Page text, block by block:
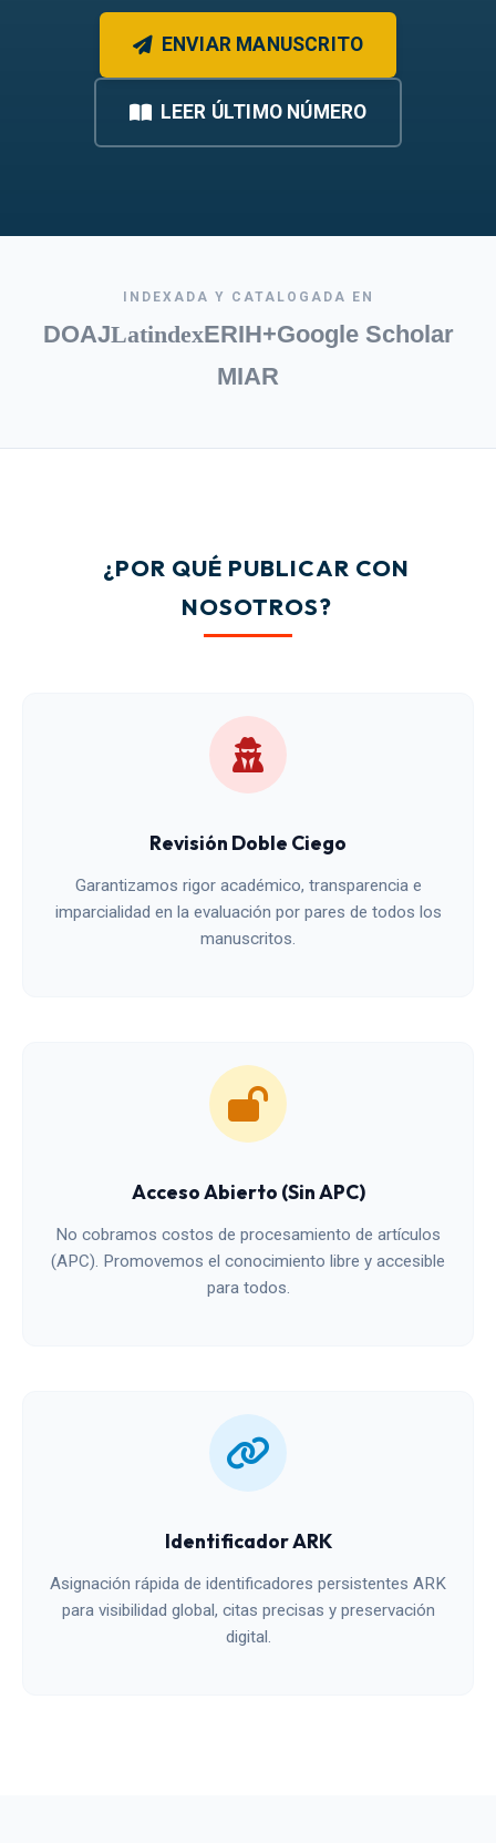
ENVIAR MANUSCRITO
LEER ÚLTIMO NÚMERO
INDEXADA Y CATALOGADA EN
DOAJLatindexERIH+Google Scholar
MIAR
¿POR QUÉ PUBLICAR CON
NOSOTROS?
Revisión Doble Ciego
Garantizamos rigor académico, transparencia e
imparcialidad en la evaluación por pares de todos los
manuscritos.
Acceso Abierto (Sin APC)
No cobramos costos de procesamiento de artículos
(APC). Promovemos el conocimiento libre y accesible
para todos.
Identificador ARK
Asignación rápida de identificadores persistentes ARK
para visibilidad global, citas precisas y preservación
digital.